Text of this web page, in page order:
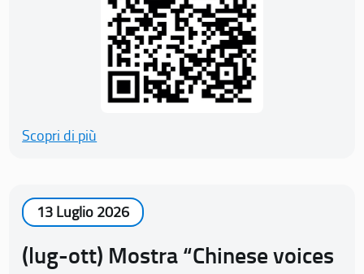
Scopri di più
13 Luglio 2026
(lug-ott) Mostra “Chinese voices